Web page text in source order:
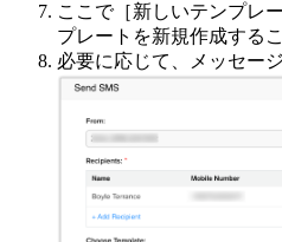
ここで［新しいテンプレ
プレートを新規作成する
必要に応じて、メッセー